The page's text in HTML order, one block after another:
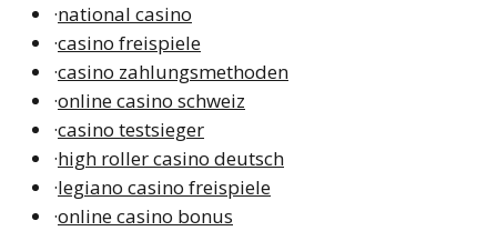
·national casino
·casino freispiele
·casino zahlungsmethoden
·online casino schweiz
·casino testsieger
·high roller casino deutsch
·legiano casino freispiele
·online casino bonus